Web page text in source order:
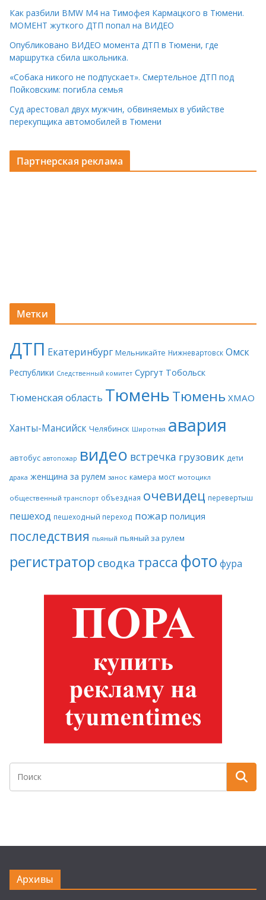
Как разбили BMW M4 на Тимофея Кармацкого в Тюмени.
МОМЕНТ жуткого ДТП попал на ВИДЕО
Опубликовано ВИДЕО момента ДТП в Тюмени, где
маршрутка сбила школьника.
«Собака никого не подпускает». Смертельное ДТП под
Пойковским: погибла семья
Суд арестовал двух мужчин, обвиняемых в убийстве
перекупщика автомобилей в Тюмени
Партнерская реклама
Метки
ДТП Екатеринбург Мельникайте Нижневартовск Омск
Республики Следственный комитет Сургут Тобольск
Тюменская область ТюменьТюмень ХМАО
Ханты-Мансийск Челябинск Широтная авария
автобус автопожар видео встречка грузовик дети
драка женщина за рулем занос камера мост мотоцикл
общественный транспорт объездная очевидец перевертыш
пешеход пешеходный переход пожар полиция
последствия пьяный пьяный за рулем
регистратор сводка трасса фото фура
Архивы